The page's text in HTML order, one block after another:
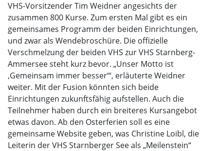
VHS-Vorsitzender Tim Weidner angesichts der
zusammen 800 Kurse. Zum ersten Mal gibt es ein
gemeinsames Programm der beiden Einrichtungen,
und zwar als Wendebroschüre. Die offizielle
Verschmelzung der beiden VHS zur VHS Starnberg-
Ammersee steht kurz bevor. „Unser Motto ist
‚Gemeinsam immer besser‘“, erläuterte Weidner
weiter. Mit der Fusion könnten sich beide
Einrichtungen zukunftsfähig aufstellen. Auch die
Teilnehmer haben durch ein breiteres Kursangebot
etwas davon. Ab den Osterferien soll es eine
gemeinsame Website geben, was Christine Loibl, die
Leiterin der VHS Starnberger See als „Meilenstein“